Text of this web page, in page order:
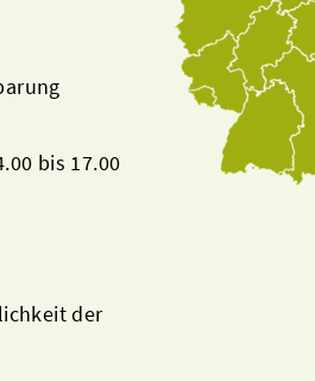
bis 17.00
der